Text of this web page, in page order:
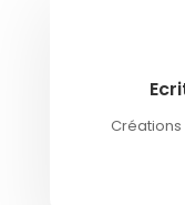
Créations